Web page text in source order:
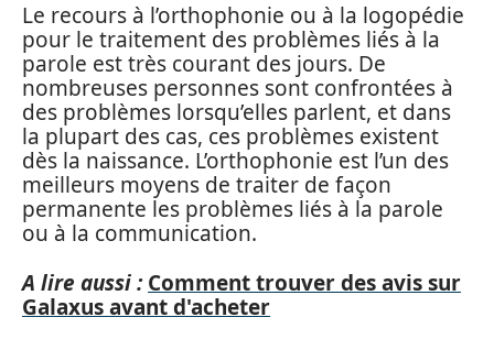
Le recours à l’orthophonie ou à la logopédie
pour le traitement des problèmes liés à la
parole est très courant des jours. De
nombreuses personnes sont confrontées à
des problèmes lorsqu’elles parlent, et dans
la plupart des cas, ces problèmes existent
dès la naissance. L’orthophonie est l’un des
meilleurs moyens de traiter de façon
permanente les problèmes liés à la parole
ou à la communication.
A lire aussi : Comment trouver des avis sur
Galaxus avant d'acheter